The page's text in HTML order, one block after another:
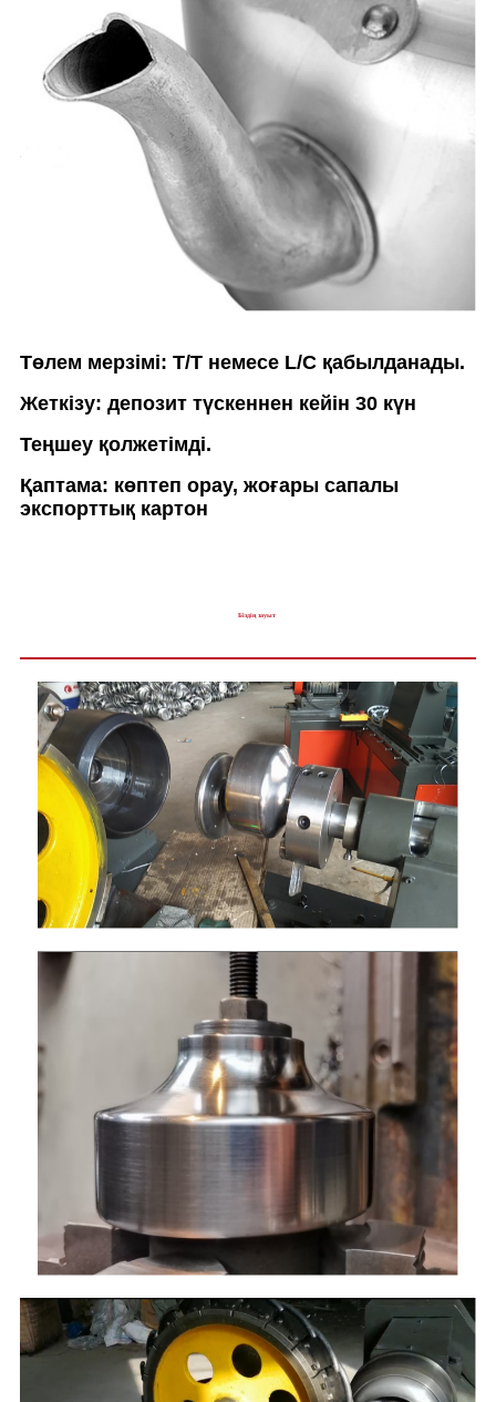
Төлем мерзімі: T/T немесе L/C қабылданады.
Жеткізу: депозит түскеннен кейін 30 күн
Теңшеу қолжетімді.
Қаптама: көптеп орау, жоғары сапалы
экспорттық картон
Біздің зауыт